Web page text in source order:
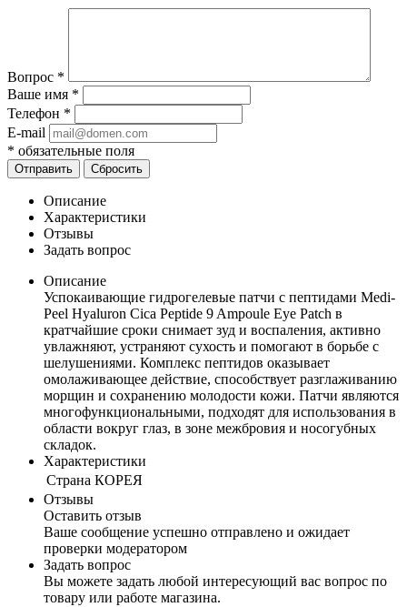
Вопрос *
Ваше имя *
Телефон *
E-mail
* обязательные поля
Отправить Сбросить
Описание
Характеристики
Отзывы
Задать вопрос
Описание
Успокаивающие гидрогелевые патчи с пептидами Medi-
Peel Hyaluron Cica Peptide 9 Ampoule Eye Patch в
кратчайшие сроки снимает зуд и воспаления, активно
увлажняют, устраняют сухость и помогают в борьбе с
шелушениями. Комплекс пептидов оказывает
омолаживающее действие, способствует разглаживанию
морщин и сохранению молодости кожи. Патчи являются
многофункциональными, подходят для использования в
области вокруг глаз, в зоне межбровия и носогубных
складок.
Характеристики
Cтрана КОРЕЯ
Отзывы
Оставить отзыв
Ваше сообщение успешно отправлено и ожидает
проверки модератором
Задать вопрос
Вы можете задать любой интересующий вас вопрос по
товару или работе магазина.